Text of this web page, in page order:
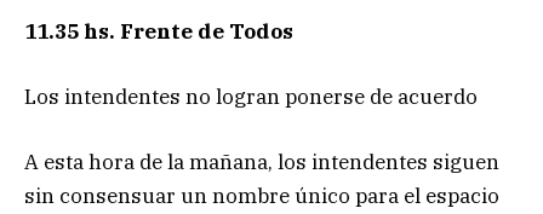
11.35 hs. Frente de Todos
Los intendentes no logran ponerse de acuerdo
A esta hora de la mañana, los intendentes siguen
sin consensuar un nombre único para el espacio